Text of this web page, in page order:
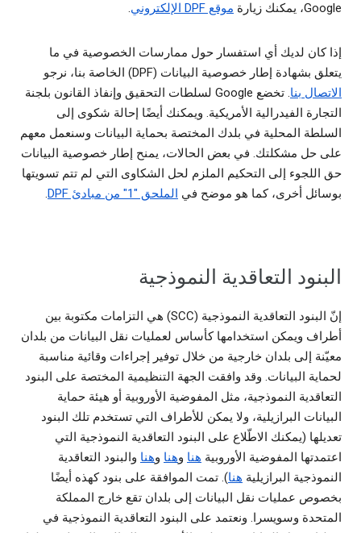
Google، يمكنك زيارة
موقع DPF الإلكتروني .
إذا كان لديك أي استفسار حول ممارسات الخصوصية في ما
يتعلق بشهادة إطار خصوصية البيانات (DPF) الخاصة بنا، نرجو
الاتصال بنا
. تخضع Google لسلطات التحقيق وإنفاذ القانون بلجنة
التجارة الفيدرالية الأمريكية. ويمكنك أيضًا إحالة شكوى إلى
السلطة المحلية في بلدك المختصة بحماية البيانات وسنعمل معهم
على حل مشكلتك. في بعض الحالات، يمنح إطار خصوصية البيانات
حق اللجوء إلى التحكيم الملزم لحل الشكاوى التي لم تتم تسويتها
بوسائل أخرى، كما هو موضح في الملحق "1" من مبادئ DPF .
البنود التعاقدية النموذجية
إنّ البنود التعاقدية النموذجية (SCC) هي التزامات مكتوبة بين
أطراف ويمكن استخدامها كأساس لعمليات نقل البيانات من بلدان
معيّنة إلى بلدان خارجية من خلال توفير إجراءات وقائية مناسبة
لحماية البيانات. وقد وافقت الجهة التنظيمية المختصة على البنود
التعاقدية النموذجية، مثل المفوضية الأوروبية أو هيئة حماية
البيانات البرازيلية، ولا يمكن للأطراف التي تستخدم تلك البنود
تعديلها (يمكنك الاطّلاع على البنود التعاقدية النموذجية التي
اعتمدتها المفوضية الأوروبية هنا وهنا وهنا والبنود التعاقدية
النموذجية البرازيلية هنا). تمت الموافقة على بنود كهذه أيضًا
بخصوص عمليات نقل البيانات إلى بلدان تقع خارج المملكة
المتحدة وسويسرا. ونعتمد على البنود التعاقدية النموذجية في